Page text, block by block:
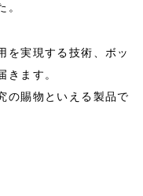
。
を実現する技術、ボッ
きます。
の賜物といえる製品で